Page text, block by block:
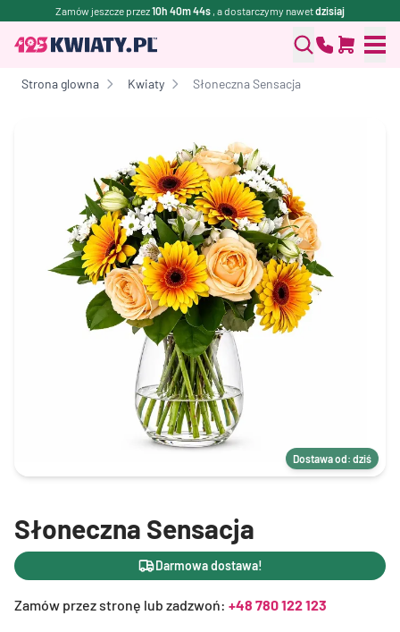
Zamów jeszcze przez10h 40m 44s , a dostarczymy nawetdzisiaj
Strona glowna Kwiaty Słoneczna Sensacja
Dostawa od: dziś
Słoneczna Sensacja
Darmowa dostawa!
Zamów przez stronę lub zadzwoń: +48 780 122 123